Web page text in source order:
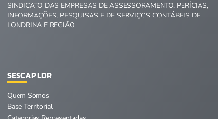
SINDICATO DAS EMPRESAS DE ASSESSORAMENTO, PERÍCIAS,
INFORMAÇÕES, PESQUISAS E DE SERVIÇOS CONTÁBEIS DE
LONDRINA E REGIÃO
SESCAP LDR
Quem Somos
Base Territorial